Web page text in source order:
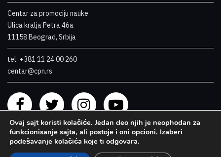
Centar za promociju nauke
Ulica kralja Petra 46a
11158 Beograd, Srbija
tel: +381 11 24 00 260
centar@cpn.rs
Ovaj sajt koristi kolačiće. Jedan deo njih je neophodan za
funkcionisanje sajta, ali postoje i oni opcioni. Izaberi
podešavanje kolačića koje ti odgovara.